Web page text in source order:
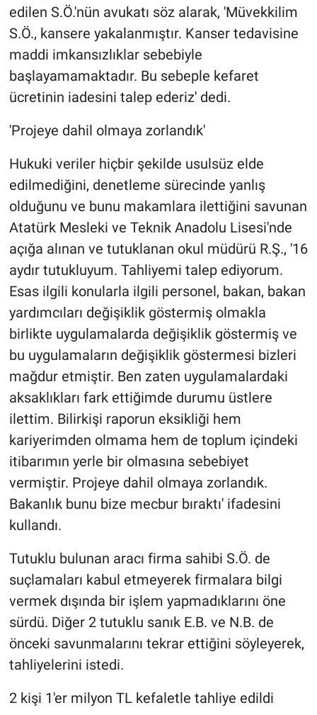
edilen S.Ö.'nün avukatı söz alarak, 'Müvekkilim
S.Ö., kansere yakalanmıştır. Kanser tedavisine
maddi imkansızlıklar sebebiyle
başlayamamaktadır. Bu sebeple kefaret
ücretinin iadesini talep ederiz' dedi.
'Projeye dahil olmaya zorlandık'
Hukuki veriler hiçbir şekilde usulsüz elde
edilmediğini, denetleme sürecinde yanlış
olduğunu ve bunu makamlara ilettiğini savunan
Atatürk Mesleki ve Teknik Anadolu Lisesi'nde
açığa alınan ve tutuklanan okul müdürü R.Ş., '16
aydır tutukluyum. Tahliyemi talep ediyorum.
Esas ilgili konularla ilgili personel, bakan, bakan
yardımcıları değişiklik göstermiş olmakla
birlikte uygulamalarda değişiklik göstermiş ve
bu uygulamaların değişiklik göstermesi bizleri
mağdur etmiştir. Ben zaten uygulamalardaki
aksaklıkları fark ettiğimde durumu üstlere
ilettim. Bilirkişi raporun eksikliği hem
kariyerimden olmama hem de toplum içindeki
itibarımın yerle bir olmasına sebebiyet
vermiştir. Projeye dahil olmaya zorlandık.
Bakanlık bunu bize mecbur bıraktı' ifadesini
kullandı.
Tutuklu bulunan aracı firma sahibi S.Ö. de
suçlamaları kabul etmeyerek firmalara bilgi
vermek dışında bir işlem yapmadıklarını öne
sürdü. Diğer 2 tutuklu sanık E.B. ve N.B. de
önceki savunmalarını tekrar ettiğini söyleyerek,
tahliyelerini istedi.
2 kişi 1'er milyon TL kefaletle tahliye edildi